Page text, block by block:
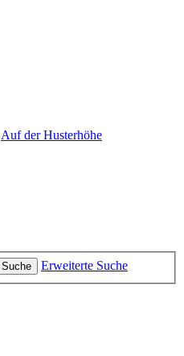
Auf der Husterhöhe
Suche
Erweiterte Suche